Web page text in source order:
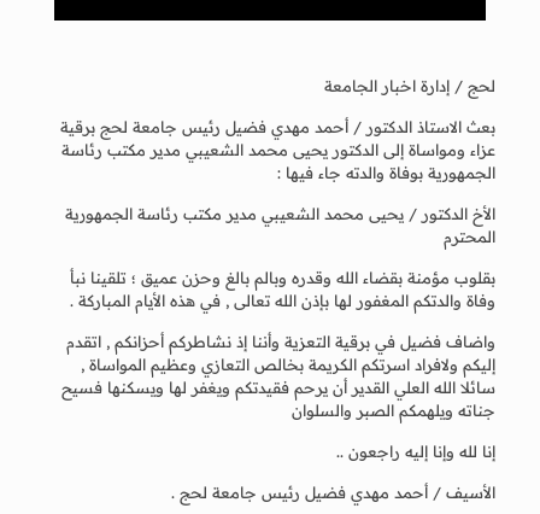
لحج / إدارة اخبار الجامعة
بعث الاستاذ الدكتور / أحمد مهدي فضيل رئيس جامعة لحج برقية
عزاء ومواساة إلى الدكتور يحيى محمد الشعيبي مدير مكتب رئاسة
الجمهورية بوفاة والدته جاء فيها :
الأخ الدكتور / يحيى محمد الشعيبي مدير مكتب رئاسة الجمهورية
المحترم
بقلوب مؤمنة بقضاء الله وقدره وبالم بالغ وحزن عميق ؛ تلقينا نبأ
وفاة والدتكم المغفور لها بإذن الله تعالى , في هذه الأيام المباركة .
واضاف فضيل في برقية التعزية وأننا إذ نشاطركم أحزانكم , اتقدم
إليكم ولافراد اسرتكم الكريمة بخالص التعازي وعظيم المواساة ,
سائلا الله العلي القدير أن يرحم فقيدتكم ويغفر لها ويسكنها فسيح
جناته ويلهمكم الصبر والسلوان
إنا لله وإنا إليه راجعون ..
الأسيف / أحمد مهدي فضيل رئيس جامعة لحج .